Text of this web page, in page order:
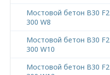
Мостовой бетон В30 F2
300 W8
Мостовой бетон В30 F2
300 W10
Мостовой бетон В30 F2